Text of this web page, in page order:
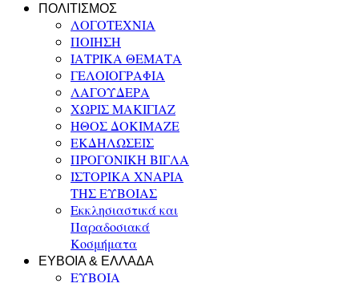
ΠΟΛΙΤΙΣΜΟΣ
ΛΟΓΟΤΕΧΝΙΑ
ΠΟΙΗΣΗ
ΙΑΤΡΙΚΑ ΘΕΜΑΤΑ
ΓΕΛΟΙΟΓΡΑΦΙΑ
ΛΑΓΟΥΔΕΡΑ
ΧΩΡΙΣ ΜΑΚΙΓΙΑΖ
ΗΘΟΣ ΔΟΚΙΜΑΖΕ
ΕΚΔΗΛΩΣΕΙΣ
ΠΡΟΓΟΝΙΚΗ ΒΙΓΛΑ
ΙΣΤΟΡΙΚΑ ΧΝΑΡΙΑ
ΤΗΣ ΕΥΒΟΙΑΣ
Εκκλησιαστικά και
Παραδοσιακά
Κοσμήματα
ΕΥΒΟΙΑ & ΕΛΛΑΔΑ
ΕΥΒΟΙΑ